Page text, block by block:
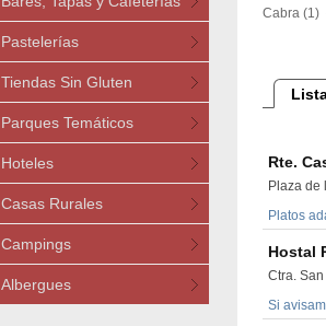
Pastelerías
Tiendas Sin Gluten
Parques Temáticos
Hoteles
Casas Rurales
Campings
Albergues
Cabra (1)
Rte.
Plaza de
Platos
Hostal
Ctra.
Si